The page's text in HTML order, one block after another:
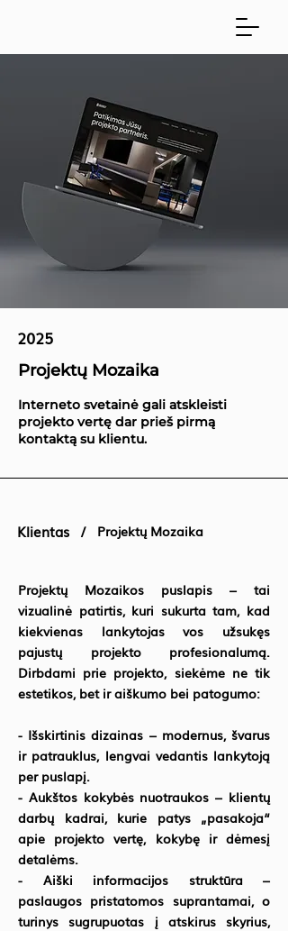
2025
Projektų Mozaika
Interneto svetainė gali atskleisti
projekto vertę dar prieš pirmą
kontaktą su klientu.
Klientas / Projektų Mozaika
Projektų Mozaikos puslapis – tai
vizualinė patirtis, kuri sukurta tam, kad
kiekvienas lankytojas vos užsukęs
pajustų projekto profesionalumą.
Dirbdami prie projekto, siekėme ne tik
estetikos, bet ir aiškumo bei patogumo:
- Išskirtinis dizainas – modernus, švarus
ir patrauklus, lengvai vedantis lankytoją
per puslapį.
- Aukštos kokybės nuotraukos – klientų
darbų kadrai, kurie patys „pasakoja“
apie projekto vertę, kokybę ir dėmesį
detalėms.
- Aiški informacijos struktūra –
paslaugos pristatomos suprantamai, o
turinys sugrupuotas į atskirus skyrius,